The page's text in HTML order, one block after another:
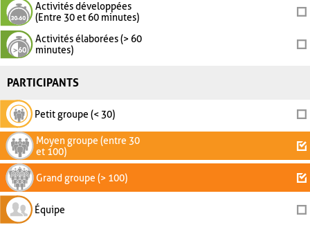
Activités développées
(Entre 30 et 60 minutes)
Activités élaborées (> 60
minutes)
PARTICIPANTS
Petit groupe (< 30)
Moyen groupe (entre 30
et 100)
Grand groupe (> 100)
Équipe